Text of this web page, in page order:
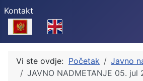
Kontakt
Select your language
Vi ste ovdje: Početak
Javno
JAVNO NADMETANJE 05. jul